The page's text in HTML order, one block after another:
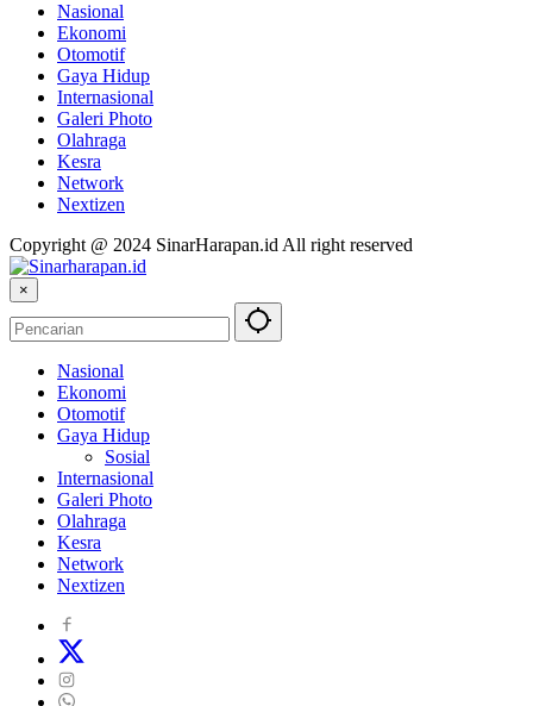
Nasional
Ekonomi
Otomotif
Gaya Hidup
Internasional
Galeri Photo
Olahraga
Kesra
Network
Nextizen
Copyright @ 2024 SinarHarapan.id All right reserved
×
Nasional
Ekonomi
Otomotif
Gaya Hidup
Sosial
Internasional
Galeri Photo
Olahraga
Kesra
Network
Nextizen